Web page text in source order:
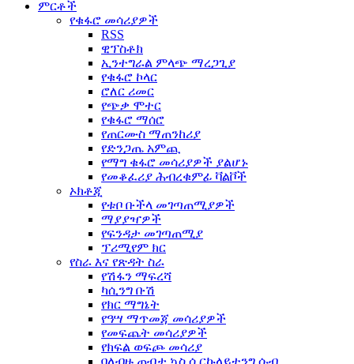
ምርቶች
የቁፋሮ መሳሪያዎች
RSS
ዊፕስቶክ
ኢንተግራል ምላጭ ማረጋጊያ
የቁፋሮ ኮላር
ሮለር ሪመር
የጭቃ ሞተር
የቁፋሮ ማሰሮ
የጠርሙስ ማጠንከሪያ
የድንጋጤ አምጪ
የማግ ቁፋሮ መሳሪያዎች ያልሆኑ
የመቆፈሪያ ሕብረቁምፊ ቫልቮች
ኦክቶጂ
የቱቦ ቡችላ መገጣጠሚያዎች
ማያያዣዎች
የፍንዳታ መገጣጠሚያ
ፕሪሚየም ክር
የስራ እና የጽዳት ስራ
የሽፋን ማፍረሻ
ካሲንግ ቡሽ
የክር ማግኔት
የዓሣ ማጥመጃ መሳሪያዎች
የመፍጨት መሳሪያዎች
የክፍል ወፍጮ መሳሪያ
ባለብዙ ጠብታ ኳስ ሲርኩላይቲንግ ሱብ